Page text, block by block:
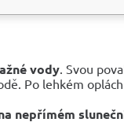
vody . Svou
Po lehkém
nepřímém